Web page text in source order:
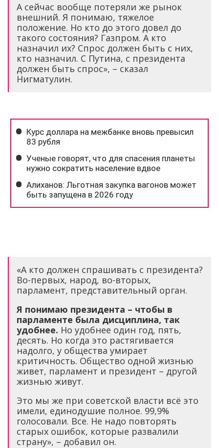
А сейчас вообще потеряли же рынок
внешний. Я понимаю, тяжелое
положение. Но кто до этого довел до
такого состояния? Газпром. А кто
назначил их? Спрос должен быть с них,
кто назначил. С Путина, с президента
должен быть спрос», – сказал
Нигматулин.
«А кто должен спрашивать с президента?
Во-первых, народ, во-вторых,
парламент, представительный орган.
Я понимаю президента – чтобы в
парламенте была дисциплина, так
удобнее. Но удобнее один год, пять,
десять. Но когда это растягивается
надолго, у общества умирает
критичность. Общество одной жизнью
живет, парламент и президент – другой
жизнью живут.
Это мы же при советской власти всё это
имели, единодушие полное. 99,9%
голосовали. Все. Не надо повторять
старых ошибок, которые развалили
страну», – добавил он.